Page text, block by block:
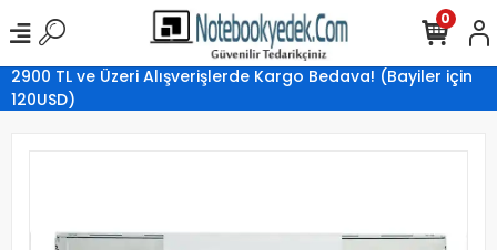
2900 TL ve Üzeri Alışverişlerde Kargo Bedava! (Bayiler için
120USD)
0